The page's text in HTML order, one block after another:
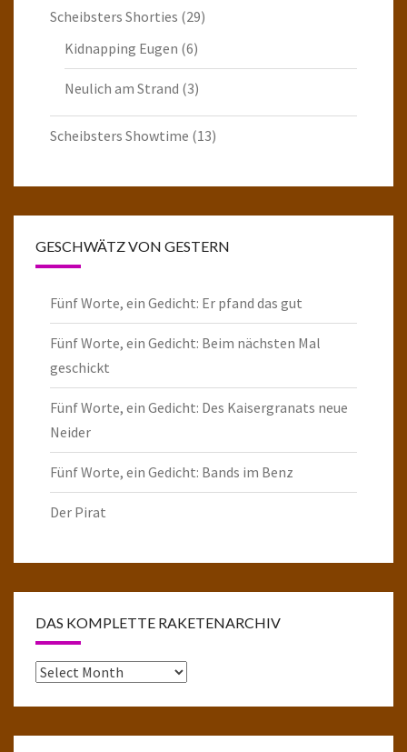
Scheibsters Shorties (29)
Kidnapping Eugen (6)
Neulich am Strand (3)
Scheibsters Showtime (13)
GESCHWÄTZ VON GESTERN
Fünf Worte, ein Gedicht: Er pfand das gut
Fünf Worte, ein Gedicht: Beim nächsten Mal
geschickt
Fünf Worte, ein Gedicht: Des Kaisergranats neue
Neider
Fünf Worte, ein Gedicht: Bands im Benz
Der Pirat
DAS KOMPLETTE RAKETENARCHIV
Das